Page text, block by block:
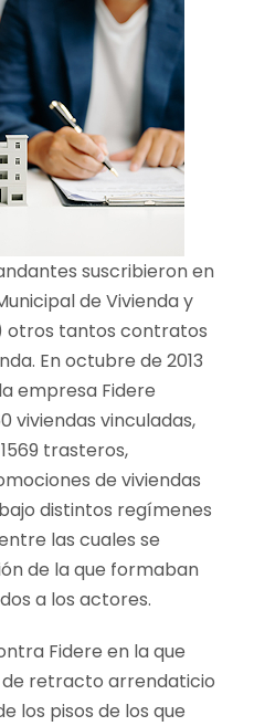
suscribieron en
de Vivienda y
otros tantos contratos
En octubre de 2013
empresa Fidere
viviendas vinculadas,
trasteros,
de viviendas
distintos regímenes
las cuales se
de la que formaban
a los actores.
Fidere en la que
retracto arrendaticio
los pisos de los que